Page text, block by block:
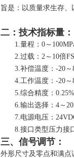
旨是：以质量求生存
二：技术指标量：
1.量程：0～
2.过载：2～10倍
3.补偿温度：-20～
4.工作温度：-20～
5.综合精度：0.25%
6.输出选择：4～
7.电源电压：
8.接口类型压力接口
三、信号调节：
外形尺寸及零点和满